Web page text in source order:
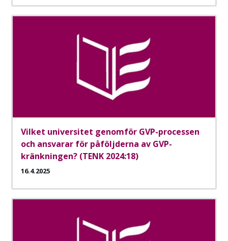
Vilket universitet genomför GVP-processen
och ansvarar för påföljderna av GVP-
kränkningen? (TENK 2024:18)
16.4.2025